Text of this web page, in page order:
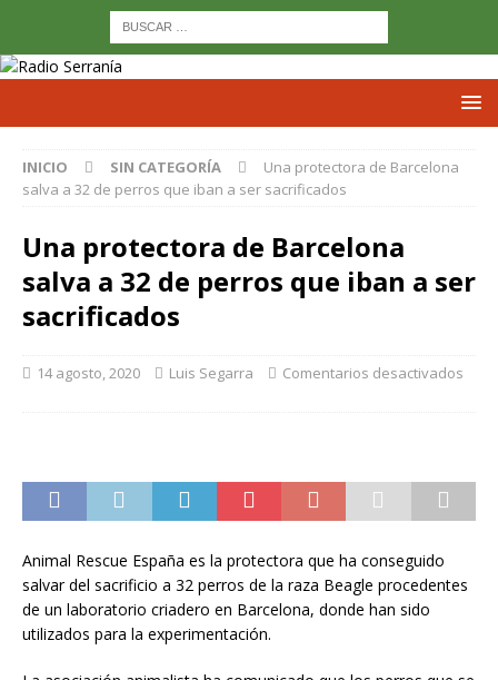
INICIO SIN CATEGORÍA
Una protectora de Barcelona
salva a 32 de perros que iban a ser sacrificados
Una protectora de Barcelona
salva a 32 de perros que iban a ser
sacrificados
14 agosto, 2020 Luis Segarra Comentarios desactivados
Animal Rescue España es la protectora que ha conseguido
salvar del sacrificio a 32 perros de la raza Beagle procedentes
de un laboratorio criadero en Barcelona, donde han sido
utilizados para la experimentación.